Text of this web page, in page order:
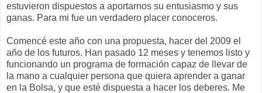
estuvieron dispuestos a aportarnos su entusiasmo y sus
ganas. Para mi fue un verdadero placer conoceros.
Comencé este año con una propuesta, hacer del 2009 el
año de los futuros. Han pasado 12 meses y tenemos listo y
funcionando un programa de formación capaz de llevar de
la mano a cualquier persona que quiera aprender a ganar
en la Bolsa, y que esté dispuesta a hacer los deberes. Me